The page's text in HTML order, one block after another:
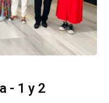
- 1 y 2